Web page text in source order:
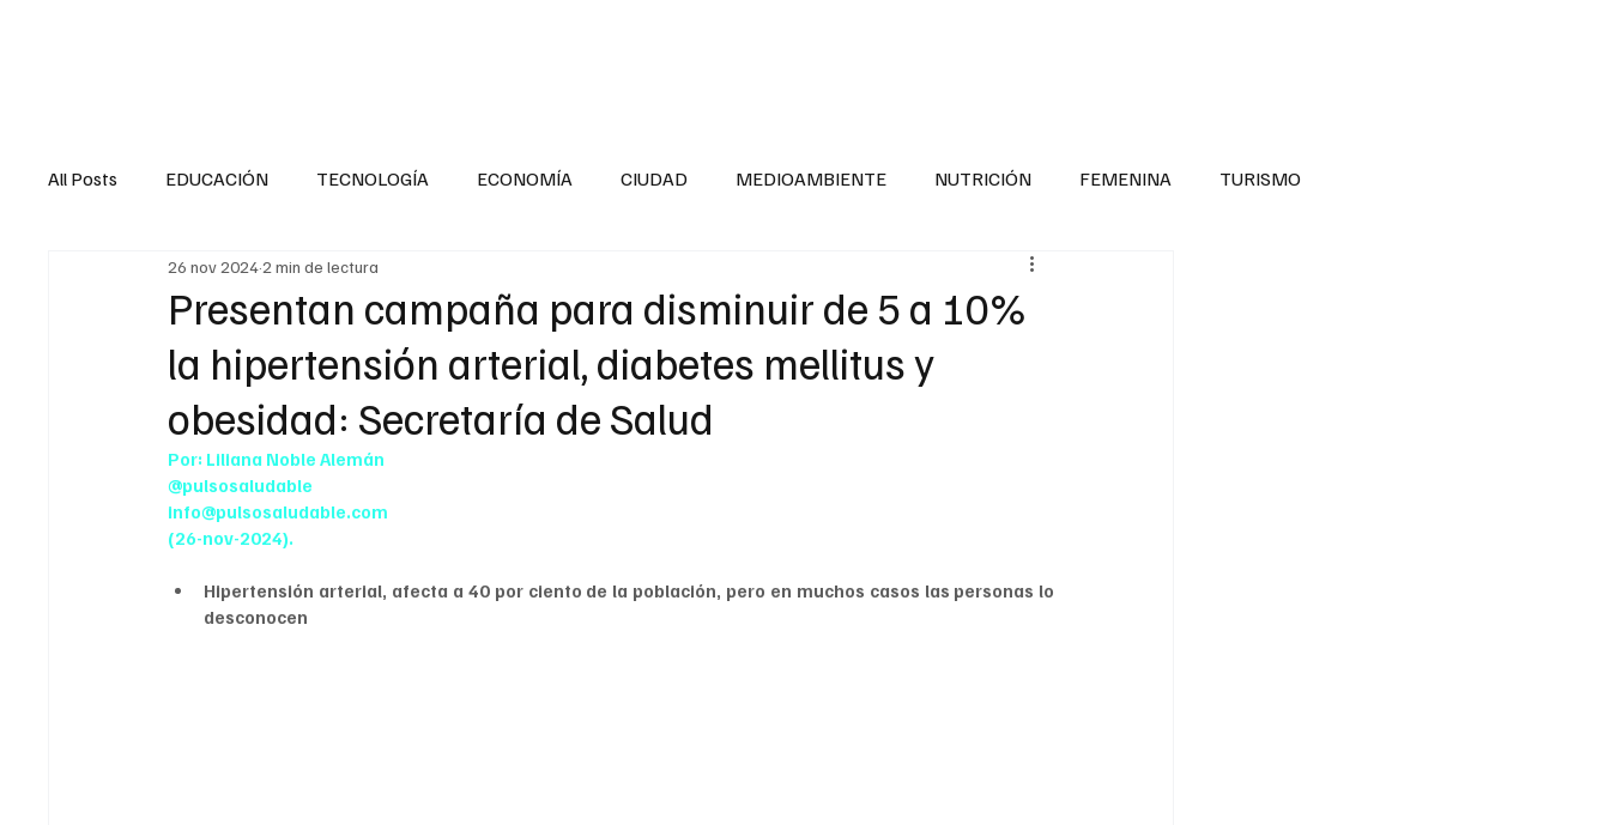
All Posts EDUCACIÓN TECNOLOGÍA ECONOMÍA CIUDAD MEDIOAMBIENTE NUTRICIÓN FEMENINA TURISMO
SALUD EN EL SECTOR PÚBLICO SALUD INFANTIL
LA ENTREVISTA ANIMAL FITNESS ADOLESCENTES RESPONSABILIDAD SOCIAL
INTERNACIONAL GENERAL INTERNACIONAL SALUD
Presentan campaña para disminuir de 5 a 10%
la hipertensión arterial, diabetes mellitus y
obesidad: Secretaría de Salud
26 nov 20242 min de lectura
Por: Liliana Noble Alemán
@pulsosaludable
info@pulsosaludable.com
(26-nov-2024).
Hipertensión arterial, afecta a 40 por ciento de la población, pero en muchos casos las personas lo
desconocen